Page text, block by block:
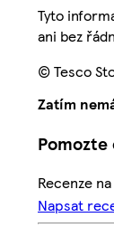
Tyto
ani bez
© Tesco
Zatím
Recenze
Napsat